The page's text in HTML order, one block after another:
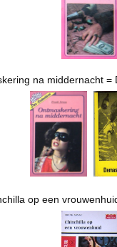
na middernacht
op een